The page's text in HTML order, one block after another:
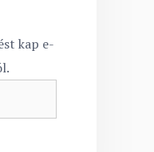
kap e-